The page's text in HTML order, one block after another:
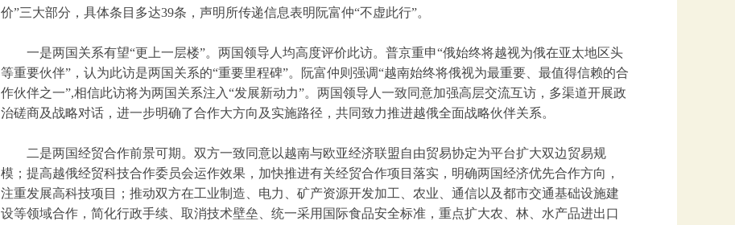
价”三大部分，具体条目多达39条，声明所传递信息表明阮富仲“不虚此行”。
一是两国关系有望“更上一层楼”。两国领导人均高度评价此访。普京重申“俄始终将越视为俄在亚太地区头
等重要伙伴”，认为此访是两国关系的“重要里程碑”。阮富仲则强调“越南始终将俄视为最重要、最值得信赖的合
作伙伴之一”,相信此访将为两国关系注入“发展新动力”。两国领导人一致同意加强高层交流互访，多渠道开展政
治磋商及战略对话，进一步明确了合作大方向及实施路径，共同致力推进越俄全面战略伙伴关系。
二是两国经贸合作前景可期。双方一致同意以越南与欧亚经济联盟自由贸易协定为平台扩大双边贸易规
模；提高越俄经贸科技合作委员会运作效果，加快推进有关经贸合作项目落实，明确两国经济优先合作方向，
注重发展高科技项目；推动双方在工业制造、电力、矿产资源开发加工、农业、通信以及都市交通基础设施建
设等领域合作，简化行政手续、取消技术壁垒、统一采用国际食品安全标准，重点扩大农、林、水产品进出口